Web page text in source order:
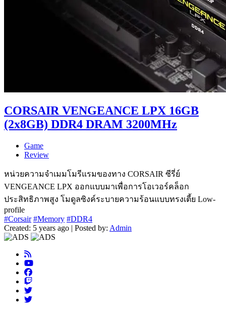
CORSAIR VENGEANCE LPX 16GB
(2x8GB) DDR4 DRAM 3200MHz
Game
Review
หน่วยความจำเมมโมรีแรมของทาง CORSAIR ซีรี่ย์
VENGEANCE LPX ออกแบบมาเพื่อการโอเวอร์คล็อก
ประสิทธิภาพสูง โมดูลซิงค์ระบายความร้อนแบบทรงเตี้ย Low-
profile
#Corsair #Memory #DDR4
Created: 5 years ago | Posted by: Admin